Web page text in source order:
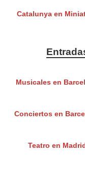
Catalunya en
Musicales en
Conciertos en
Teatro en Madrid